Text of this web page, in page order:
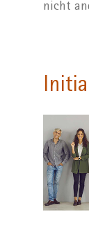
nicht